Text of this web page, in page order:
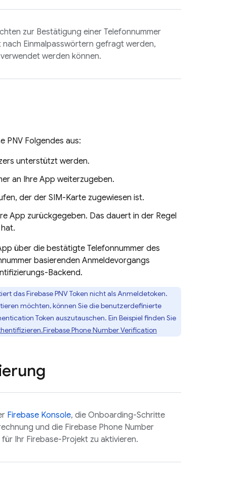
zur Bestätigung einer Telefonnummer
Einmalpasswörtern gefragt werden,
werden können.
PNV Folgendes aus:
unterstützt werden.
an Ihre App weiterzugeben.
der der SIM-Karte zugewiesen ist.
App zurückgegeben. Das dauert in der Regel
über die bestätigte Telefonnummer des
basierenden Anmeldevorgangs
Backend.
dasFirebase PNVToken nicht als Anmeldetoken.
möchten, können Sie die benutzerdefinierte
Token auszutauschen. Ein Beispiel finden Sie
Firebase Phone Number Verification
Firebase Konsole, die Onboarding-Schritte
und die Firebase Phone Number
für Ihr Firebase-Projekt zu aktivieren.